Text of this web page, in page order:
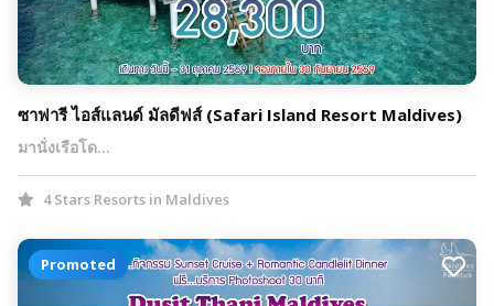
ซาฟารี ไอส์แลนด์ มัลดีฟส์ (Safari Island Resort Maldives)
มานั่งเรือโด…
4 Stars Resorts in Maldives
Promoted